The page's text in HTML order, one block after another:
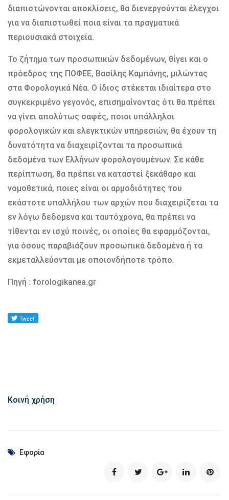
διαπιστώνονται αποκλίσεις, θα διενεργούνται έλεγχοι
για να διαπιστωθεί ποια είναι τα πραγματικά
περιουσιακά στοιχεία.
Το ζήτημα των προσωπικών δεδομένων, θίγει και ο
πρόεδρος της ΠΟΦΕΕ, Βασίλης Καμπάνης, μιλώντας
στα Φορολογικά Νέα. Ο ίδιος στέκεται ιδιαίτερα στο
συγκεκριμένο γεγονός, επισημαίνοντας ότι θα πρέπει
να γίνει απολύτως σαφές, ποιοι υπάλληλοι
φορολογικών και ελεγκτικών υπηρεσιών, θα έχουν τη
δυνατότητα να διαχειρίζονται τα προσωπικά
δεδομένα των Ελλήνων φορολογουμένων. Σε κάθε
περίπτωση, θα πρέπει να καταστεί ξεκάθαρο και
νομοθετικά, ποιες είναι οι αρμοδιότητες του
εκάστοτε υπαλλήλου των αρχών που διαχειρίζεται τα
εν λόγω δεδομενα και ταυτόχρονα, θα πρέπει να
τίθενται εν ισχύ ποινές, οι οποίες θα εφαρμόζονται,
για όσους παραβιάζουν προσωπικά δεδομένα ή τα
εκμεταλλεύονται με οποιονδήποτε τρόπο.
Πηγή : forologikanea.gr
Κοινή χρήση
Εφορία